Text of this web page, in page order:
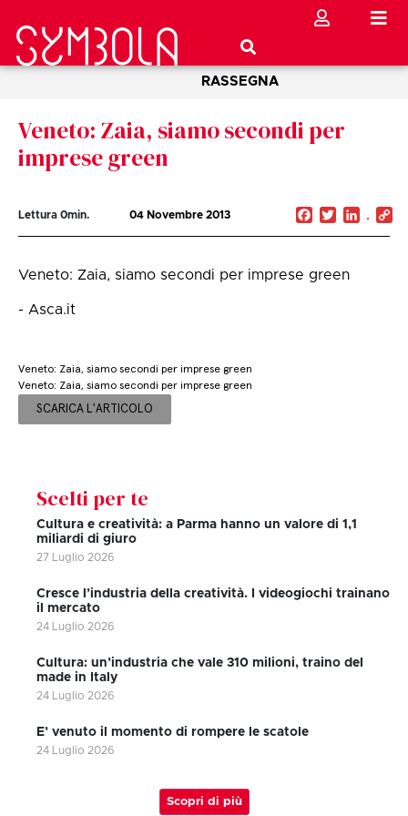
RASSEGNA
Veneto: Zaia, siamo secondi per
imprese green
Lettura 0min. 04 Novembre 2013 Facebook
Twitter
Veneto: Zaia, siamo secondi per imprese green
- Asca.it
Veneto: Zaia, siamo secondi per imprese green
Veneto: Zaia, siamo secondi per imprese green
SCARICA L'ARTICOLO
Scelti per te
Cultura e creatività: a Parma hanno un valore di 1,1
miliardi di giuro
27 Luglio 2026
Cresce l’industria della creatività. I videogiochi trainano
il mercato
24 Luglio 2026
Cultura: un’industria che vale 310 milioni, traino del
made in Italy
24 Luglio 2026
E’ venuto il momento di rompere le scatole
24 Luglio 2026
Scopri di più